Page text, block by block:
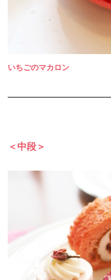
いちごのマカロン
＜中段＞